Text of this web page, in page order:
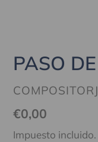
PASO
PROVEEDOR
Precio
habitual
€0,00
Impuesto incluido.